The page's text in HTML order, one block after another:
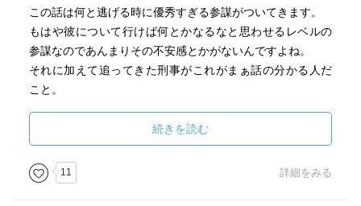
この話は何と逃げる時に優秀すぎる参謀がついてきます。
もはや彼について行けば何とかなるなと思わせるレベルの
参謀なのであんまりその不安感とかがないんですよね。
それに加えて追ってきた刑事がこれがまぁ話の分かる人だ
こと。
読んでて辛くなかったのも理由だと思います。
でも主人公には悪いんだけど、個人的なこの話の主軸は主
続きを読む
11 詳細をみる